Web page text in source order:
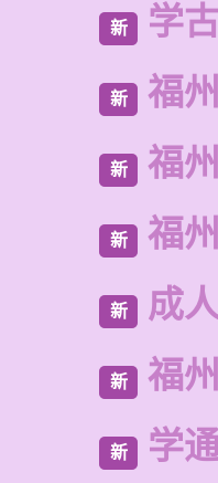
新 学
新 福
新 福
新 福
新 成
新 福
新 学